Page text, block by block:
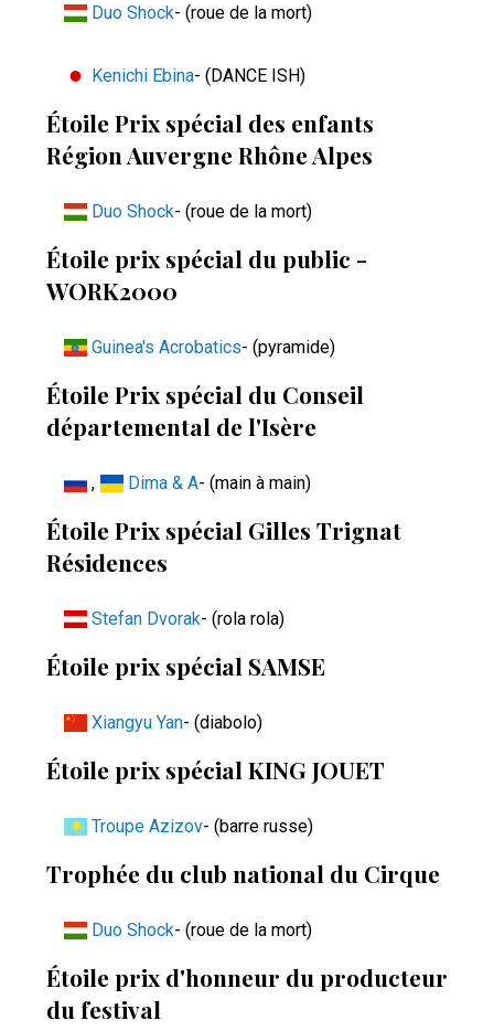
Duo Shock- (roue de la mort)
Kenichi Ebina- (DANCE ISH)
Étoile Prix spécial des enfants
Région Auvergne Rhône Alpes
Duo Shock- (roue de la mort)
Étoile prix spécial du public -
WORK2000
Guinea's Acrobatics- (pyramide)
Étoile Prix spécial du Conseil
départemental de l'Isère
, Dima & A- (main à main)
Étoile Prix spécial Gilles Trignat
Résidences
Stefan Dvorak- (rola rola)
Étoile prix spécial SAMSE
Xiangyu Yan- (diabolo)
Étoile prix spécial KING JOUET
Troupe Azizov- (barre russe)
Trophée du club national du Cirque
Duo Shock- (roue de la mort)
Étoile prix d'honneur du producteur
du festival